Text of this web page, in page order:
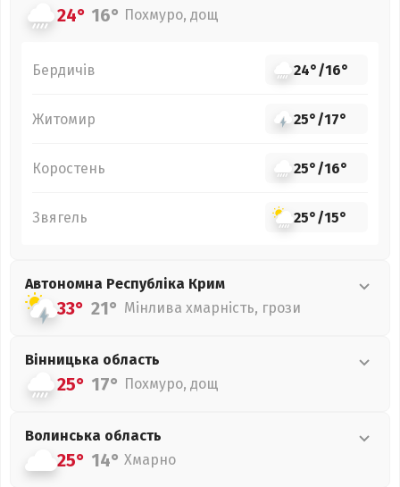
24° 16° Похмуро, дощ
Бердичів 24°/16°
Житомир 25°/17°
Коростень 25°/16°
Звягель 25°/15°
Автономна Республіка Крим
33° 21° Мінлива хмарність, грози
Вінницька область
25° 17° Похмуро, дощ
Волинська область
25° 14° Хмарно